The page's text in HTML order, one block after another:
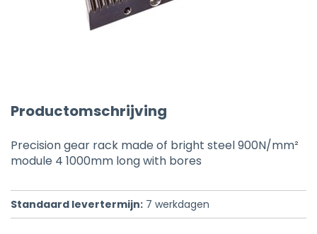
Productomschrijving
Precision gear rack made of bright steel 900N/mm²
module 4 1000mm long with bores
Standaard levertermijn: 7 werkdagen